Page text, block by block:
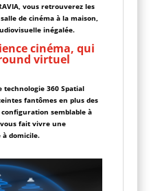
vous retrouverez les
de cinéma à la maison,
inégalée.
cinéma, qui
virtuel
360 Spatial
fantômes en plus des
semblable à
vous fait vivre une
domicile.